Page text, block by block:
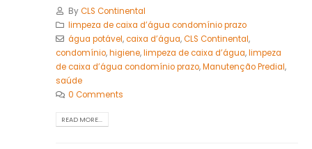
ByCLS Continental
limpeza de caixa d’água condomínio prazo
água potável,caixa d’água,CLS Continental,
condomínio,higiene,limpeza de caixa d’água,limpeza
de caixa d’água condomínio prazo,Manutenção Predial,
saúde
0 Comments
READ MORE...